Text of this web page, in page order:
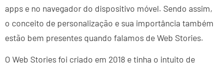
apps e no navegador do dispositivo móvel. Sendo assim,
o conceito de personalização e sua importância também
estão bem presentes quando falamos de Web Stories.
O Web Stories foi criado em 2018 e tinha o intuito de